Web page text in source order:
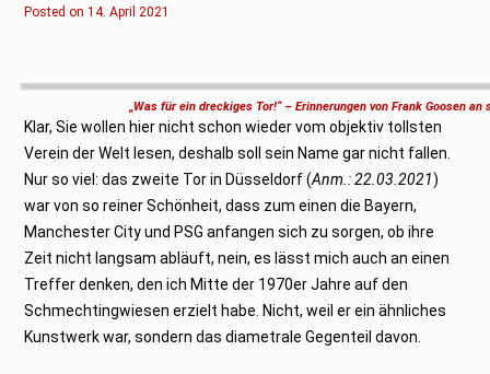
Posted on1
r
2
2
14. April 2021
„Was für ein dreckiges Tor!“ – Erinnerungen von Frank Goosen
Klar, Sie wollen hier nicht schon wieder vom objektiv tollsten
Verein der Welt lesen, deshalb soll sein Name gar nicht fallen.
Nur so viel: das zweite Tor in Düsseldorf (Anm.: 22.03.2021)
war von so reiner Schönheit, dass zum einen die Bayern,
Manchester City und PSG anfangen sich zu sorgen, ob ihre
Zeit nicht langsam abläuft, nein, es lässt mich auch an einen
Treffer denken, den ich Mitte der 1970er Jahre auf den
Schmechtingwiesen erzielt habe. Nicht, weil er ein ähnliches
Kunstwerk war, sondern das diametrale Gegenteil davon.